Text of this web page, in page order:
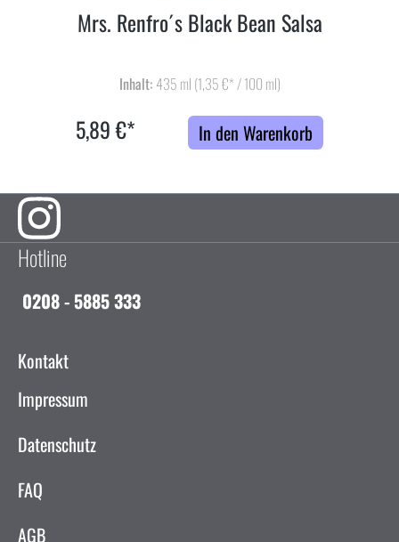
Mrs. Renfro´s Black Bean Salsa
Inhalt: 435 ml (1,35 €* / 100 ml)
5,89 €* In den Warenkorb
Hotline
0208 - 5885 333
Kontakt
Impressum
Datenschutz
FAQ
AGB